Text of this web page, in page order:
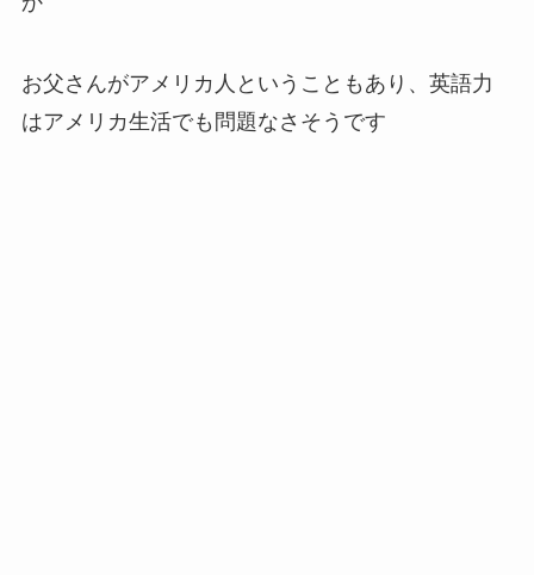
お父さんがアメリカ人ということもあり、英語力
はアメリカ生活でも問題なさそうです